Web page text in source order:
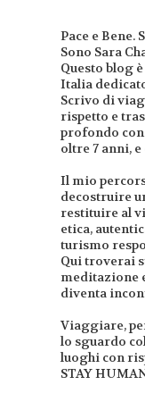
Pace e Bene.
Sono Sara
Questo blog
Italia
Scrivo di
rispetto e
profondo
oltre 7 anni, e
Il mio
decostruire
restituire al
etica,
turismo
Qui troverai
meditazione
diventa
Viaggiare,
lo sguardo
luoghi con
STAY